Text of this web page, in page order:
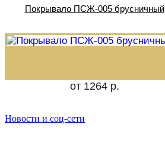
Покрывало ПСЖ-005 брусничный
от 1264 р.
Новости и соц-сети